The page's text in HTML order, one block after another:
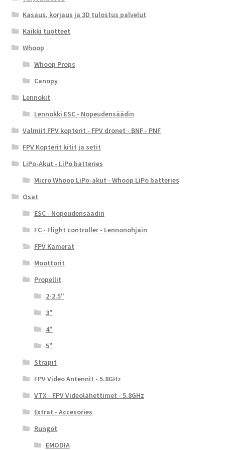
Kasaus, korjaus ja 3D tulostus palvelut
Kaikki tuotteet
Whoop
Whoop Props
Canopy
Lennokit
Lennokki ESC - Nopeudensäädin
Valmiit FPV kopterit - FPV dronet - BNF - PNF
FPV Kopterit kitit ja setit
LiPo-Akut - LiPo batteries
Micro Whoop LiPo-akut - Whoop LiPo batteries
Osat
ESC - Nopeudensäädin
FC - Flight controller - Lennonohjain
FPV Kamerat
Moottorit
Propellit
2-2.5"
3"
4"
5"
Strapit
FPV Video Antennit - 5.8GHz
VTX - FPV Videolähettimet - 5.8GHz
Extrat - Accesories
Rungot
EMODIA